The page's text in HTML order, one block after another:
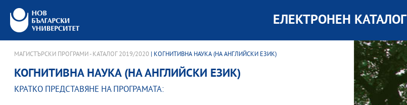
ЕЛЕКТРОНЕН КАТАЛОГ
МАГИСТЪРСКИ ПРОГРАМИ - КАТАЛОГ 2019/2020 | КОГНИТИВНА НАУКА (НА АНГЛИЙСКИ ЕЗИК)
КОГНИТИВНА НАУКА (НА АНГЛИЙСКИ ЕЗИК)
КРАТКО ПРЕДСТАВЯНЕ НА ПРОГРАМАТА: